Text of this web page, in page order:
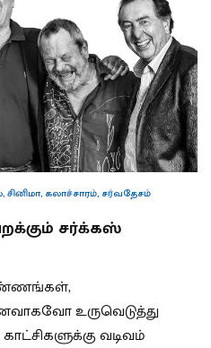
,சினிமா, கலாச்சாரம், சர்வதேசம்
சர்க்கஸ்
உருவெடுத்து
வடிவம்